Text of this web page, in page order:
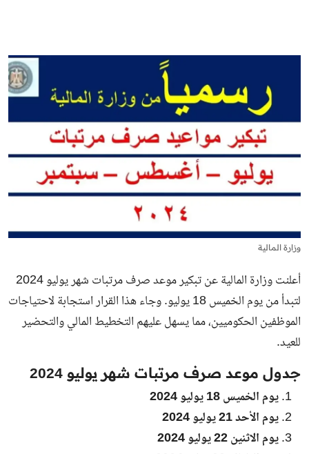
وزارة المالية
أعلنت وزارة المالية عن تبكير موعد صرف مرتبات شهر يوليو 2024
لتبدأ من يوم الخميس 18 يوليو. وجاء هذا القرار استجابة لاحتياجات
الموظفين الحكوميين، مما يسهل عليهم التخطيط المالي والتحضير
للعيد.
جدول موعد صرف مرتبات شهر يوليو 2024
يوم الخميس 18 يوليو 2024
يوم الأحد 21 يوليو 2024
يوم الاثنين 22 يوليو 2024